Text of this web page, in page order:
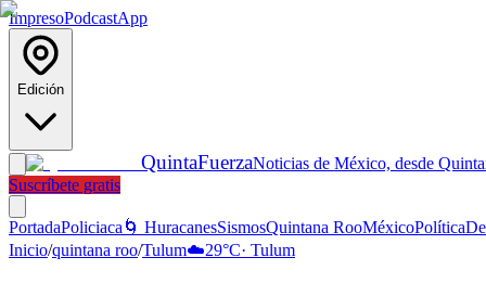
ImpresoPodcastApp
Edición
QuintaFuerzaNoticias de México, desde
Suscríbete gratis
PortadaPoliciaca 🌀 HuracanesSismosQuintana RooMéxicoPolítica
Inicio/quintana roo/Tulum☁️29°C· Tulum